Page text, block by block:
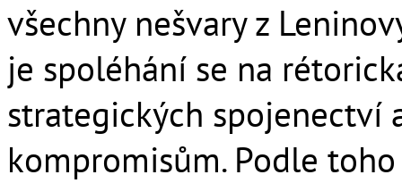
všechny nešvary z
je spoléhání se na
strategických spojenectví
kompromisům. Podle